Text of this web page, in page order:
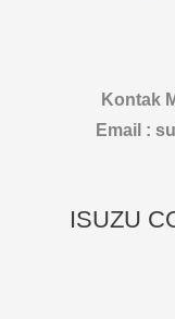
Kontak
Email :
ISUZU